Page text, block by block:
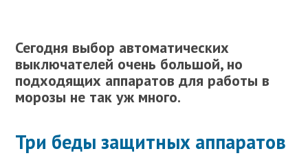
Сегодня выбор автоматических
выключателей очень большой, но
подходящих аппаратов для работы в
морозы не так уж много.
Три беды защитных аппаратов